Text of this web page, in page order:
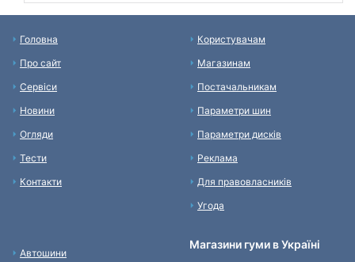
Головна
Про сайт
Сервіси
Новини
Огляди
Тести
Контакти
Користувачам
Магазинам
Постачальникам
Параметри шин
Параметри дисків
Реклама
Для правовласників
Угода
Автошини
Магазини гуми в Україні